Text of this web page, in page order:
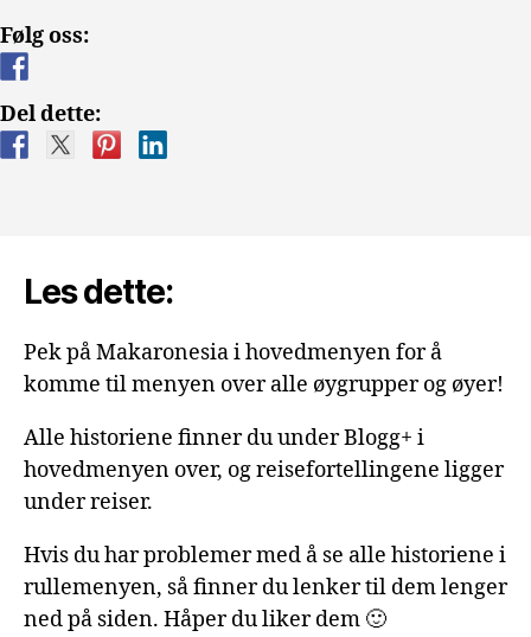
Følg oss:
Del dette:
Les dette:
Pek på Makaronesia i hovedmenyen for å
komme til menyen over alle øygrupper og øyer!
Alle historiene finner du under Blogg+ i
hovedmenyen over, og reisefortellingene ligger
under reiser.
Hvis du har problemer med å se alle historiene i
rullemenyen, så finner du lenker til dem lenger
ned på siden. Håper du liker dem 🙂